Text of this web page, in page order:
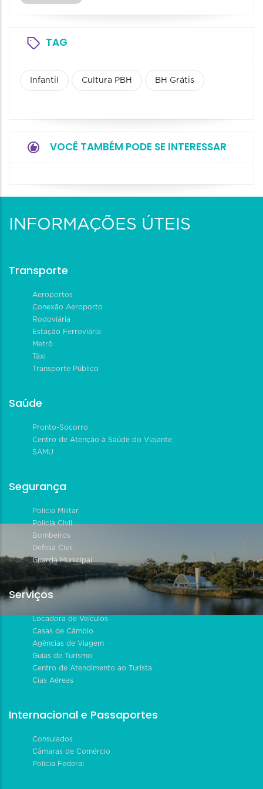
TAG
Infantil Cultura PBH BH Grátis
VOCÊ TAMBÉM PODE SE INTERESSAR
INFORMAÇÕES ÚTEIS
Transporte
Aeroportos
Conexão Aeroporto
Rodoviária
Estação Ferroviária
Metrô
Táxi
Transporte Público
Saúde
Pronto-Socorro
Centro de Atenção à Saúde do Viajante
SAMU
Segurança
Polícia Militar
Polícia Civil
Bombeiros
Defesa Civil
Guarda Municipal
Serviços
Locadora de Veículos
Casas de Câmbio
Agências de Viagem
Guias de Turismo
Centro de Atendimento ao Turista
Cias Aéreas
Internacional e Passaportes
Consulados
Câmaras de Comércio
Polícia Federal